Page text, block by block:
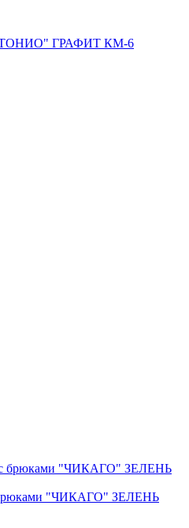
ГРАФИТ КМ-6
брюками "ЧИКАГО" ЗЕЛЕНЬ